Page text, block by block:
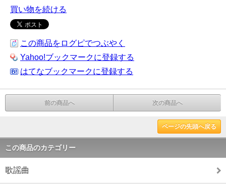
買い物を続ける
この商品をログピでつぶやく
Yahoo!ブックマークに登録する
はてなブックマークに登録する
前の商品へ 次の商品へ
ページの先頭へ戻る
この商品のカテゴリー
歌謡曲